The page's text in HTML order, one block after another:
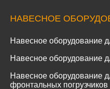
НАВЕСНОЕ
Навесное оборудование
Навесное оборудование
Навесное оборудование
фронтальных погрузчиков